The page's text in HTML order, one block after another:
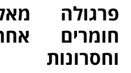
פרגולה
חומרים
וחסרונות